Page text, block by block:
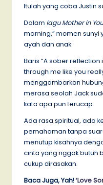
Itulah yang coba Justin
Dalam lagu Mother in
morning,” momen sunyi
ayah dan anak.
Baris “A sober reflection
through me like you
menggambarkan
merasa seolah Jack
kata apa pun terucap.
Ada rasa spiritual, ada
pemahaman tanpa
menutup kisahnya
cinta yang nggak butuh
cukup dirasakan.
Baca Juga, Yah!‘Love